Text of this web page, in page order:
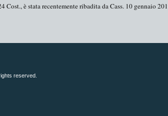
è stata recentemente ribadita da Cass. 10 gennaio
reserved.